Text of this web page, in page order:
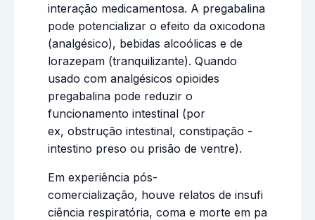
interação medicamentosa. A pregabalina
pode potencializar o efeito da oxicodona
(analgésico), bebidas alcoólicas e de
lorazepam (tranquilizante). Quando
usado com analgésicos opioides
pregabalina pode reduzir o
funcionamento intestinal (por
ex, obstrução intestinal, constipação -
intestino preso ou prisão de ventre).
Em experiência pós-
comercialização, houve relatos de insufi
ciência respiratória, coma e morte em pa